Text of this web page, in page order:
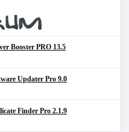
Booster PRO 13.5
Updater Pro 9.0
Finder Pro 2.1.9